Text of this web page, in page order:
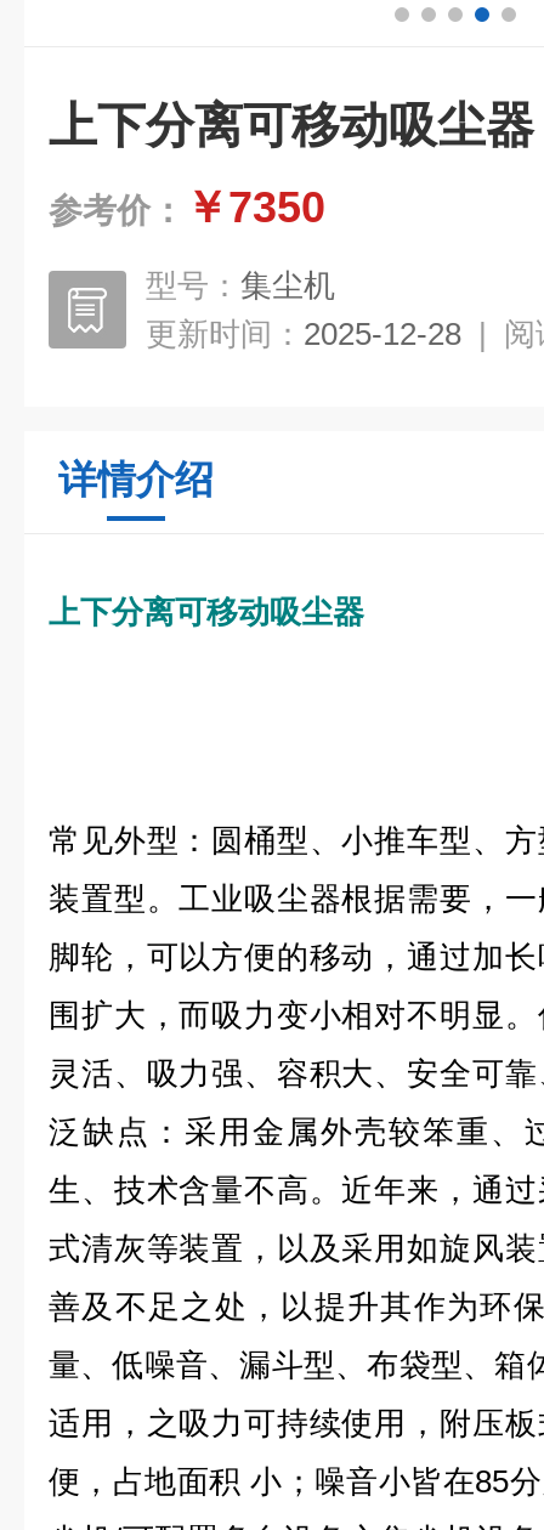
上下分离可移动吸尘器
参考价： ￥7350
型号： 集尘机
更新时间： 2025-12-28 | 阅
详情介绍
上下分离可移动吸尘器
常见外型：圆桶型、小推车型、
装置型。工业吸尘器根据需要，
脚轮，可以方便的移动，通过加
围扩大，而吸力变小相对不明显
灵活、吸力强、容积大、安全可
泛缺点：采用金属外壳较笨重、
生、技术含量不高。近年来，通
式清灰等装置，以及采用如旋风
善及不足之处，以提升其作为环
量、低噪音、漏斗型、布袋型、箱
适用，之吸力可持续使用，附压
便，占地面积 小；噪音小皆在85